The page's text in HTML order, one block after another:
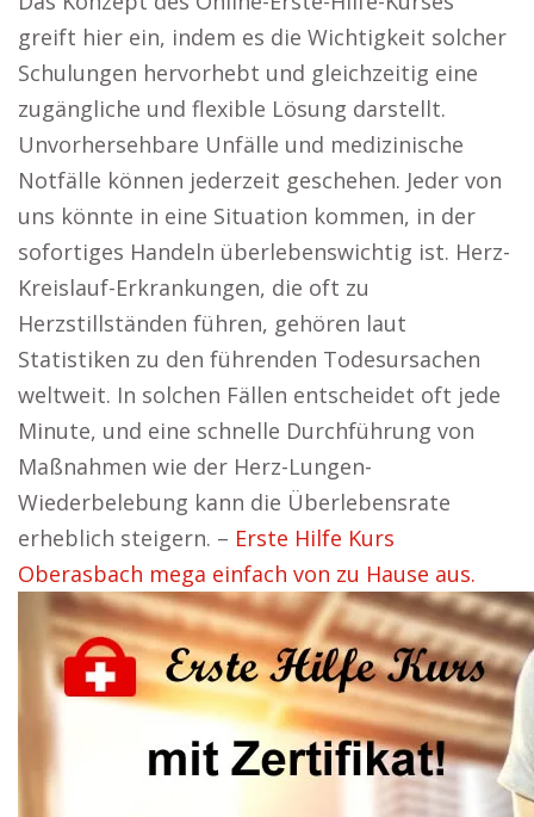
greift hier ein, indem es die Wichtigkeit solcher
Schulungen hervorhebt und gleichzeitig eine
zugängliche und flexible Lösung darstellt.
Unvorhersehbare Unfälle und medizinische
Notfälle können jederzeit geschehen. Jeder von
uns könnte in eine Situation kommen, in der
sofortiges Handeln überlebenswichtig ist. Herz-
Kreislauf-Erkrankungen, die oft zu
Herzstillständen führen, gehören laut
Statistiken zu den führenden Todesursachen
weltweit. In solchen Fällen entscheidet oft jede
Minute, und eine schnelle Durchführung von
Maßnahmen wie der Herz-Lungen-
Wiederbelebung kann die Überlebensrate
erheblich steigern. – Erste Hilfe Kurs
Oberasbach mega einfach von zu Hause aus.